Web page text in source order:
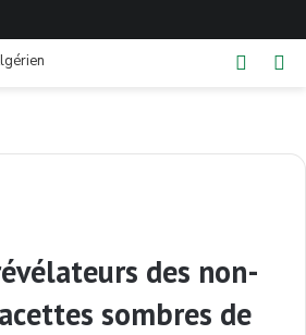
Switch
des non-
sombres de